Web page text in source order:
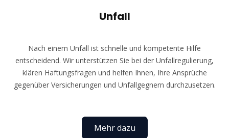
Unfall
Nach einem Unfall ist schnelle und kompetente Hilfe
entscheidend. Wir unterstützen Sie bei der Unfallregulierung,
klären Haftungsfragen und helfen Ihnen, Ihre Ansprüche
gegenüber Versicherungen und Unfallgegnern durchzusetzen.
Mehr dazu